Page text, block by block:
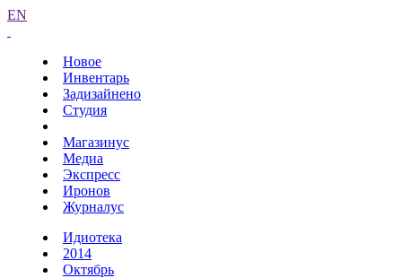
EN
Новое
Инвентарь
Задизайнено
Студия
Магазинус
Медиа
Экспресс
Иронов
Журналус
Идиотека
2014
Октябрь